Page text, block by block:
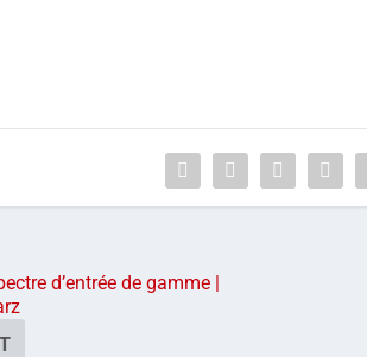
d’entrée de gamme |